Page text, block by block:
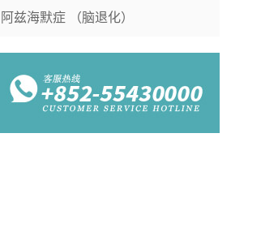
阿兹海默症 （脑退化）